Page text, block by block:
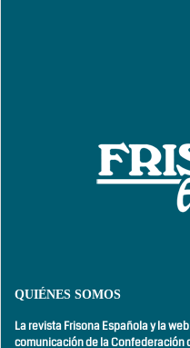
QUIÉNES SOMOS
La revista Frisona Española y la
comunicación de la Confederación